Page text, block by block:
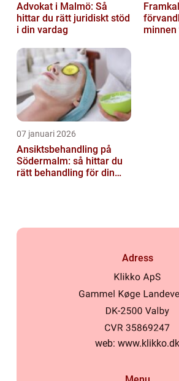
Advokat i Malmö: Så
hittar du rätt juridiskt stöd
i din vardag
07 januari 2026
Ansiktsbehandling på
Södermalm: så hittar du
rätt behandling för din
Adress
web: www.klikko.dk